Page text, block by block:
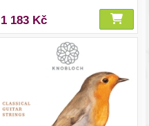
1 183 Kč